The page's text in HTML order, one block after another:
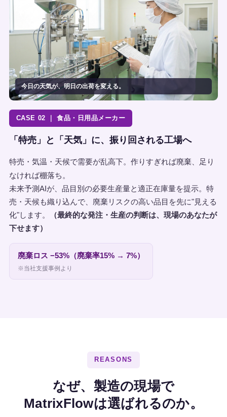
今日の天気が、明日の出荷を変える。
CASE 02 ｜ 食品・日用品メーカー
「特売」と「天気」に、振り回される工場へ
特売・気温・天候で需要が乱高下。作りすぎれば廃棄、足り
なければ棚落ち。
未来予測AIが、品目別の必要生産量と適正在庫量を提示。特
売・天候も織り込んで、廃棄リスクの高い品目を先に"見える
化"します。
（最終的な発注・生産の判断は、現場のあなたが
下せます）
廃棄ロス −53%（廃棄率15% → 7%）
※当社支援事例より
REASONS
なぜ、製造の現場で
MatrixFlowは選ばれるのか。